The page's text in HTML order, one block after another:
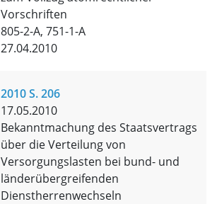
Vorschriften
805-2-A, 751-1-A
27.04.2010
2010 S. 206
17.05.2010
Bekanntmachung des Staatsvertrags
über die Verteilung von
Versorgungslasten bei bund- und
länderübergreifenden
Dienstherrenwechseln